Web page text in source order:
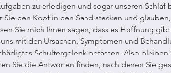
zu erledigen und sogar unseren Schlaf
Sie den Kopf in den Sand stecken und
Sie mich Ihnen sagen, dass es Hoffnung
mit den Ursachen, Symptomen und
Schultergelenk befassen. Also bleiben
Sie die Antworten finden, nach denen Sie